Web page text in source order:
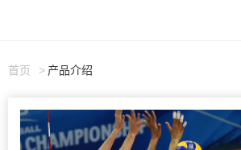
首页 产品介绍